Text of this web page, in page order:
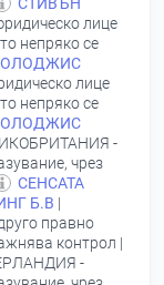
СТИВЪН
лице
непряко се
лице
непряко се
-
чрез
СЕНСАТА
Б.В |
правно
контрол |
-